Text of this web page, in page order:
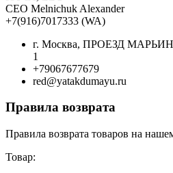
CEO Melnichuk Alexander
+7(916)7017333 (WA)
г. Москва, ПРОЕЗД
1
+79067677679
red@yatakdumayu.ru
Правила возврата
Правила возврата товаров на
Товар: